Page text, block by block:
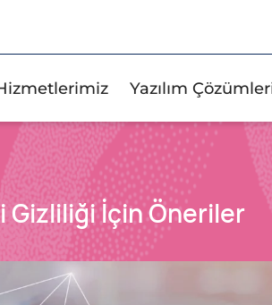
Yazılım
Gizliliği İçin Öneriler